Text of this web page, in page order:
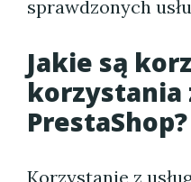
sprawdzonych
Jakie są
korzystania
PrestaShop?
Korzystanie z